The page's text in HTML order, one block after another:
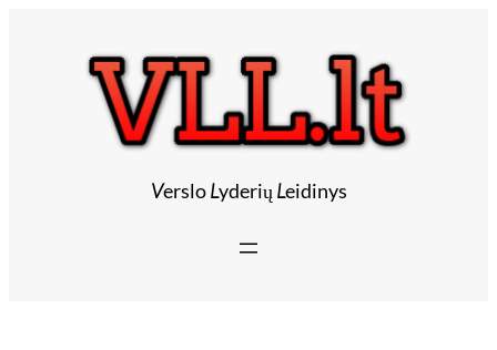
VersloLyderių Leidinys